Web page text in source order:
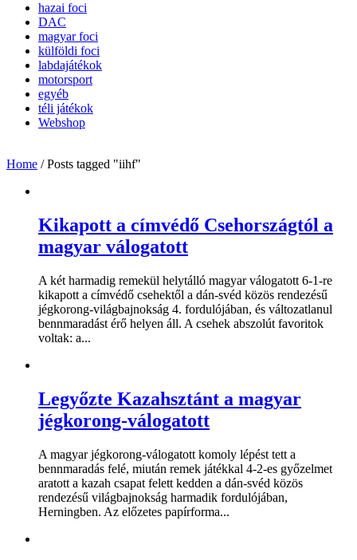
hazai foci
DAC
magyar foci
külföldi foci
labdajátékok
motorsport
egyéb
téli játékok
Webshop
Home /Posts tagged "iihf"
Kikapott a címvédő Csehországtól a
magyar válogatott
A két harmadig remekül helytálló magyar válogatott 6-1-re
kikapott a címvédő csehektől a dán-svéd közös rendezésű
jégkorong-világbajnokság 4. fordulójában, és változatlanul
bennmaradást érő helyen áll. A csehek abszolút favoritok
voltak: a...
Legyőzte Kazahsztánt a magyar
jégkorong-válogatott
A magyar jégkorong-válogatott komoly lépést tett a
bennmaradás felé, miután remek játékkal 4-2-es győzelmet
aratott a kazah csapat felett kedden a dán-svéd közös
rendezésű világbajnokság harmadik fordulójában,
Herningben. Az előzetes papírforma...